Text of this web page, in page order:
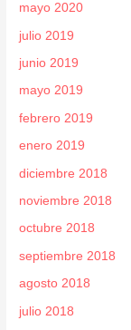
mayo 2020
julio 2019
junio 2019
mayo 2019
febrero 2019
enero 2019
diciembre 2018
noviembre 2018
octubre 2018
septiembre 2018
agosto 2018
julio 2018